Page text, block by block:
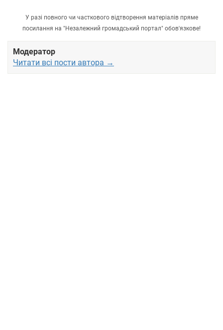
У разі повного чи часткового відтворення матеріалів пряме
посилання на "Незалежний громадський портал" обов'язкове!
Модератор
Читати всі пости автора →